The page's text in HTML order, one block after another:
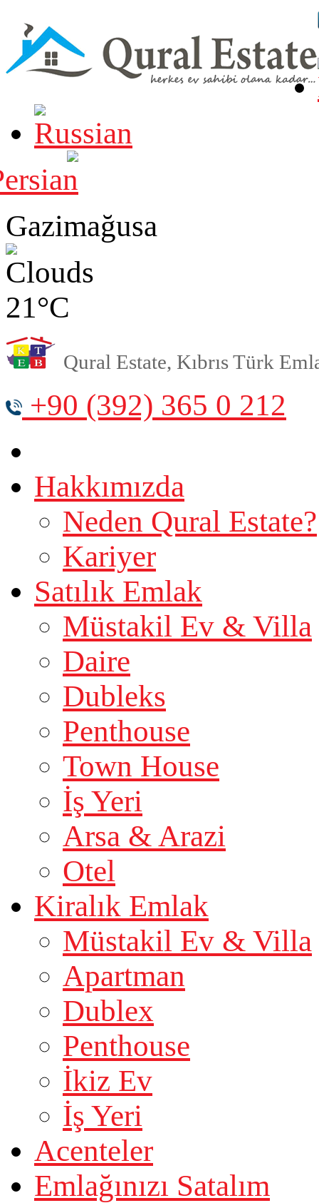
Gazimağusa
21°C
Qural Estate, Kıbrıs Türk
+90 (392) 365 0 212
Hakkımızda
Neden Qural Estate?
Kariyer
Satılık Emlak
Müstakil Ev & Villa
Daire
Dubleks
Penthouse
Town House
İş Yeri
Arsa & Arazi
Otel
Kiralık Emlak
Müstakil Ev & Villa
Apartman
Dublex
Penthouse
İkiz Ev
İş Yeri
Acenteler
Emlağınızı Satalım